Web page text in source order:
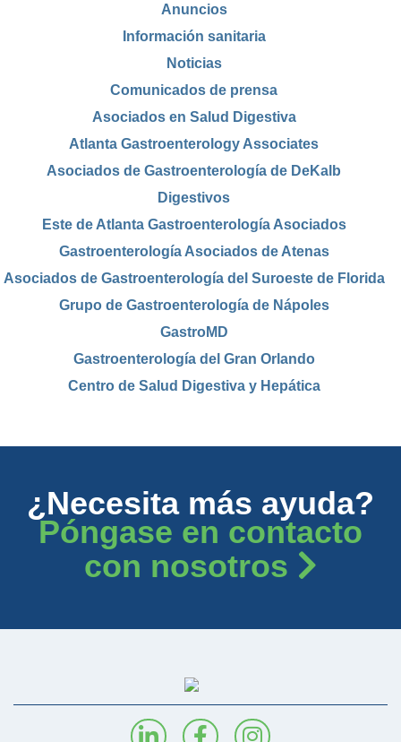
Anuncios
Información sanitaria
Noticias
Comunicados de prensa
Asociados en Salud Digestiva
Atlanta Gastroenterology Associates
Asociados de Gastroenterología de DeKalb
Digestivos
Este de Atlanta Gastroenterología Asociados
Gastroenterología Asociados de Atenas
Asociados de Gastroenterología del Suroeste de Florida
Grupo de Gastroenterología de Nápoles
GastroMD
Gastroenterología del Gran Orlando
Centro de Salud Digestiva y Hepática
¿Necesita más ayuda?
Póngase en contacto
con nosotros